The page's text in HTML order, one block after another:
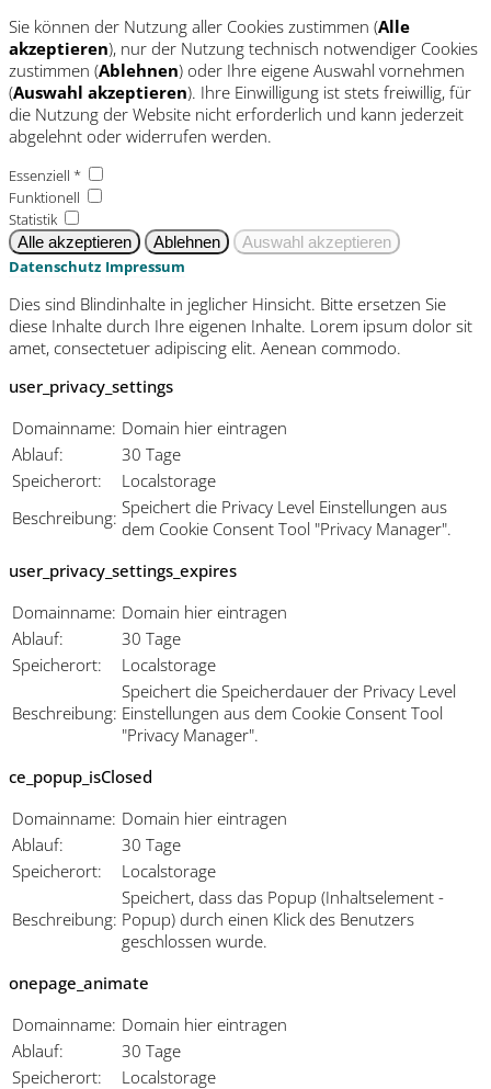
Sie können der Nutzung aller Cookies zustimmen (Alle
akzeptieren), nur der Nutzung technisch notwendiger Cookies
zustimmen (Ablehnen) oder Ihre eigene Auswahl vornehmen
(Auswahl akzeptieren). Ihre Einwilligung ist stets freiwillig, für
die Nutzung der Website nicht erforderlich und kann jederzeit
abgelehnt oder widerrufen werden.
Essenziell *
Funktionell
Statistik
Datenschutz Impressum
Dies sind Blindinhalte in jeglicher Hinsicht. Bitte ersetzen Sie
diese Inhalte durch Ihre eigenen Inhalte. Lorem ipsum dolor sit
amet, consectetuer adipiscing elit. Aenean commodo.
user_privacy_settings
Domainname: Domain hier eintragen
Ablauf:
30 Tage
Speicherort:
Localstorage
Beschreibung: Speichert die Privacy Level Einstellungen aus
dem Cookie Consent Tool "Privacy Manager".
user_privacy_settings_expires
Domainname: Domain hier eintragen
Ablauf:
30 Tage
Speicherort:
Localstorage
Beschreibung:
Speichert die Speicherdauer der Privacy Level
Einstellungen aus dem Cookie Consent Tool
"Privacy Manager".
ce_popup_isClosed
Domainname: Domain hier eintragen
Ablauf:
30 Tage
Speicherort:
Localstorage
Beschreibung:
Speichert, dass das Popup (Inhaltselement -
Popup) durch einen Klick des Benutzers
geschlossen wurde.
onepage_animate
Domainname: Domain hier eintragen
Ablauf:
30 Tage
Speicherort:
Localstorage